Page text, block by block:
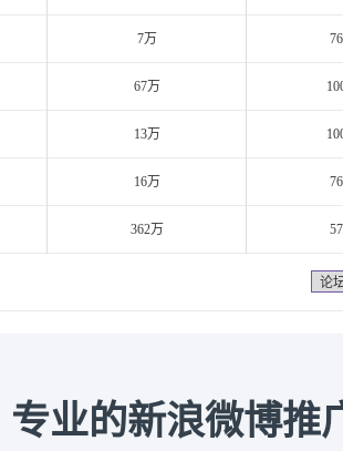
7万
67万
13万
16万
362万
论
专业的新浪微博推